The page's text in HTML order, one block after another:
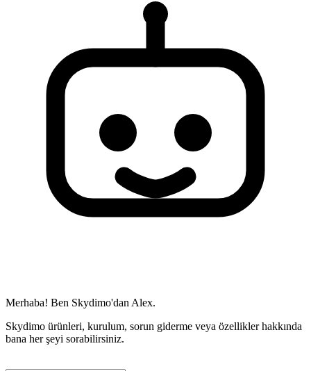
Merhaba! Ben Skydimo'dan Alex.
Skydimo ürünleri, kurulum, sorun giderme veya özellikler hakkında
bana her şeyi sorabilirsiniz.